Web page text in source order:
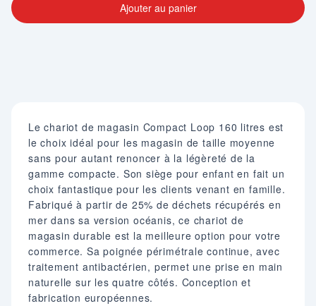
Ajouter au panier
Le chariot de magasin Compact Loop 160 litres est
le choix idéal pour les magasin de taille moyenne
sans pour autant renoncer à la légèreté de la
gamme compacte. Son siège pour enfant en fait un
choix fantastique pour les clients venant en famille.
Fabriqué à partir de 25% de déchets récupérés en
mer dans sa version océanis, ce chariot de
magasin durable est la meilleure option pour votre
commerce. Sa poignée périmétrale continue, avec
traitement antibactérien, permet une prise en main
naturelle sur les quatre côtés. Conception et
fabrication européennes.